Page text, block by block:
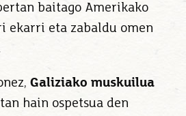
baitago Amerikako
ekarri eta zabaldu omen
Galiziako muskuilua
hain ospetsua den